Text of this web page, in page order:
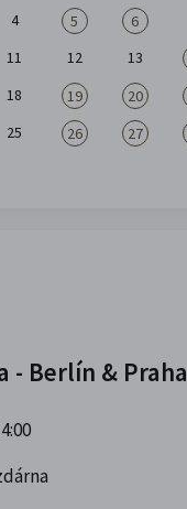
4 5 6
11 12 13
18 19 20
25 26 27
- Berlín & Praha